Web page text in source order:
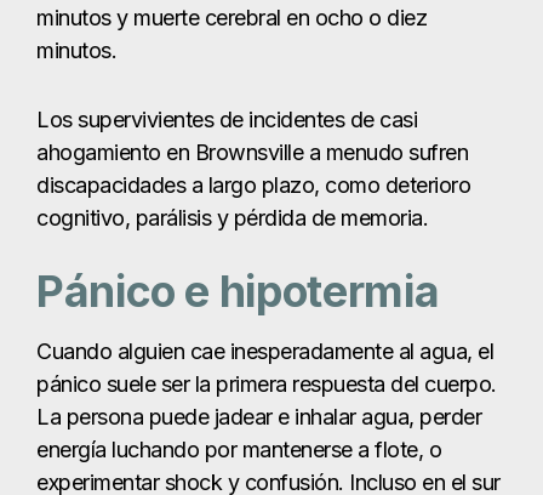
minutos y muerte cerebral en ocho o diez
minutos.
Los supervivientes de incidentes de casi
ahogamiento en Brownsville a menudo sufren
discapacidades a largo plazo, como deterioro
cognitivo, parálisis y pérdida de memoria.
Pánico e hipotermia
Cuando alguien cae inesperadamente al agua, el
pánico suele ser la primera respuesta del cuerpo.
La persona puede jadear e inhalar agua, perder
energía luchando por mantenerse a flote, o
experimentar shock y confusión. Incluso en el sur